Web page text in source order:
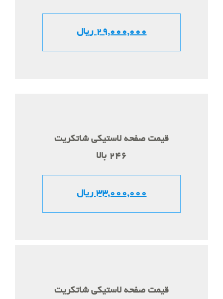
29,000,000 ریال
قیمت صفحه لاستیکی شاتکریت
246 بالا
33,000,000 ریال
قیمت صفحه لاستیکی شاتکریت